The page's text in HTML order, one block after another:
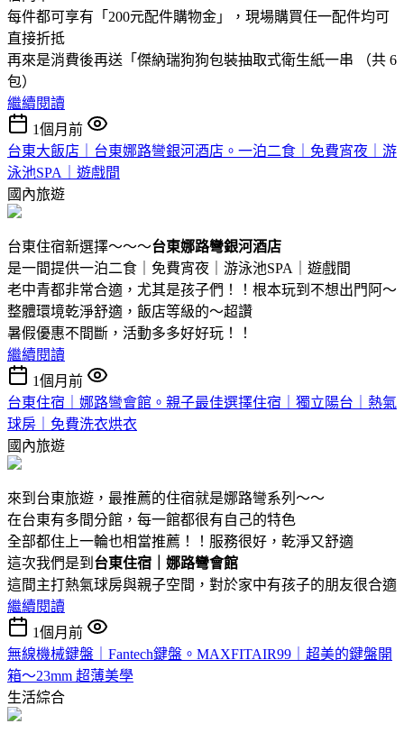
每件都可享有「200元配件購物金」，現場購買任一配件均可
直接折抵
再來是消費後再送「傑納瑞狗狗包裝抽取式衛生紙一串 （共 6
包）
繼續閱讀
1個月前
台東大飯店｜台東娜路彎銀河酒店。一泊二食｜免費宵夜｜游
泳池SPA｜遊戲間
國內旅遊
台東住宿新選擇～～～台東娜路彎銀河酒店
是一間提供一泊二食｜免費宵夜｜游泳池SPA｜遊戲間
老中青都非常合適，尤其是孩子們！！根本玩到不想出門阿～
整體環境乾淨舒適，飯店等級的～超讚
暑假優惠不間斷，活動多多好好玩！！
繼續閱讀
1個月前
台東住宿｜娜路彎會館。親子最佳選擇住宿｜獨立陽台｜熱氣
球房｜免費洗衣烘衣
國內旅遊
來到台東旅遊，最推薦的住宿就是娜路彎系列～～
在台東有多間分館，每一館都很有自己的特色
全部都住上一輪也相當推薦！！服務很好，乾淨又舒適
這次我們是到 台東住宿｜娜路彎會館
這間主打熱氣球房與親子空間，對於家中有孩子的朋友很合適
繼續閱讀
1個月前
無線機械鍵盤｜Fantech鍵盤。MAXFITAIR99｜超美的鍵盤開
箱～23mm 超薄美學
生活綜合